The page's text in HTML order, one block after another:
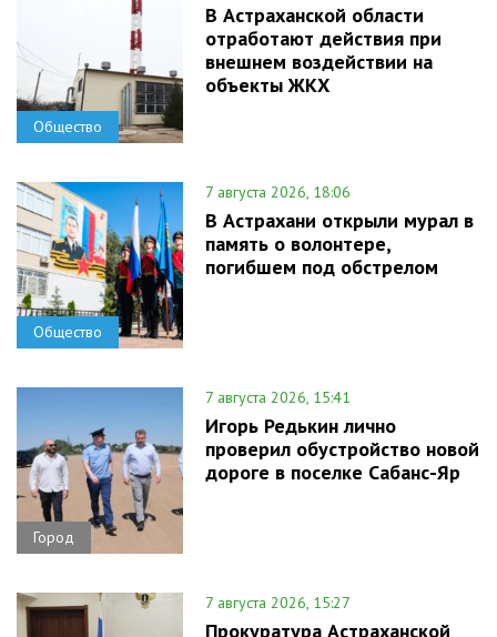
Общество
В Астраханской области
отработают действия при
внешнем воздействии на
объекты ЖКХ
Общество
7 августа 2026, 18:06
В Астрахани открыли мурал в
память о волонтере,
погибшем под обстрелом
Город
7 августа 2026, 15:41
Игорь Редькин лично
проверил обустройство новой
дороге в поселке Сабанс-Яр
7 августа 2026, 15:27
Прокуратура Астраханской